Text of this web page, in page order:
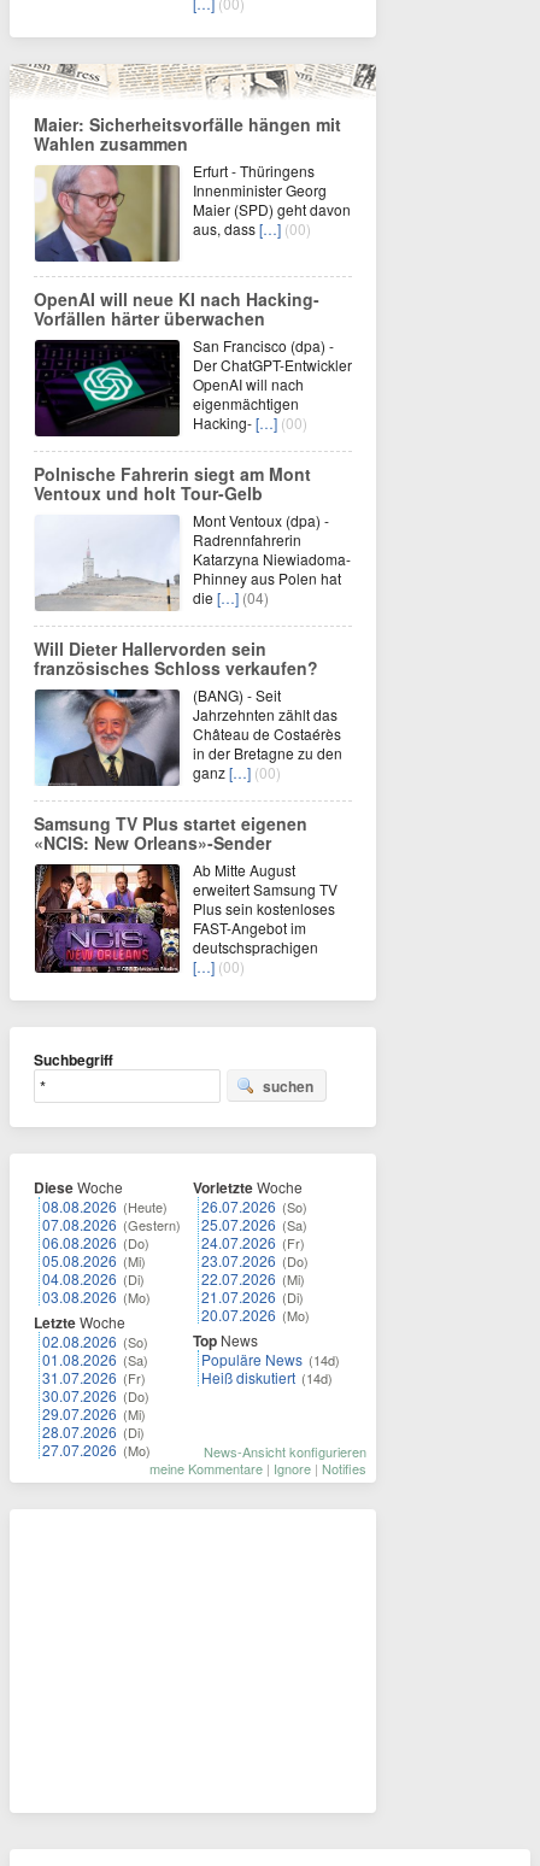
Maier: Sicherheitsvorfälle hängen mit
Wahlen zusammen
Erfurt - Thüringens
Innenminister Georg
Maier (SPD) geht davon
aus, dass[…] (00)
OpenAI will neue KI nach Hacking-
Vorfällen härter überwachen
San Francisco (dpa) -
Der ChatGPT-Entwickler
OpenAI will nach
eigenmächtigen
Hacking-[…] (00)
Polnische Fahrerin siegt am Mont
Ventoux und holt Tour-Gelb
Mont Ventoux (dpa) -
Radrennfahrerin
Katarzyna Niewiadoma-
Phinney aus Polen hat
die […] (04)
Will Dieter Hallervorden sein
französisches Schloss verkaufen?
(BANG) - Seit
Jahrzehnten zählt das
Château de Costaérès
in der Bretagne zu den
ganz[…] (00)
Samsung TV Plus startet eigenen
«NCIS: New Orleans»-Sender
Ab Mitte August
erweitert Samsung TV
Plus sein kostenloses
FAST-Angebot im
deutschsprachigen
[…] (00)
Suchbegriff
suchen
DieseWoche
08.08.2026 (Heute)
07.08.2026 (Gestern)
06.08.2026 (Do)
05.08.2026 (Mi)
04.08.2026 (Di)
03.08.2026 (Mo)
LetzteWoche
02.08.2026 (So)
01.08.2026 (Sa)
31.07.2026 (Fr)
30.07.2026 (Do)
29.07.2026 (Mi)
28.07.2026 (Di)
27.07.2026 (Mo)
VorletzteWoche
26.07.2026 (So)
25.07.2026 (Sa)
24.07.2026 (Fr)
23.07.2026 (Do)
22.07.2026 (Mi)
21.07.2026 (Di)
20.07.2026 (Mo)
Top News
Populäre News (14d)
Heiß diskutiert (14d)
News-Ansicht konfigurieren
meine Kommentare | Ignore | Notifies